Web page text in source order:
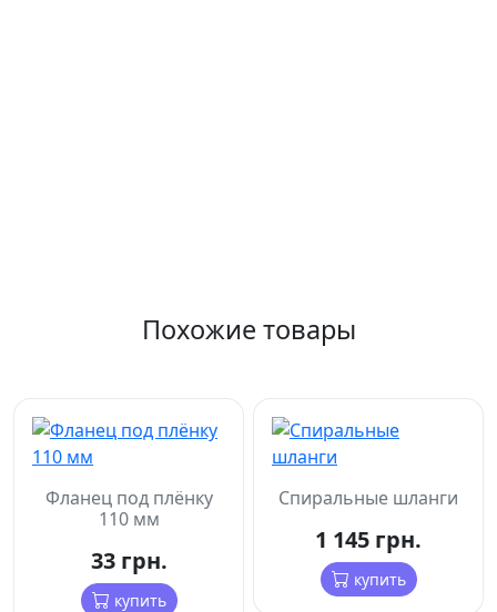
Похожие товары
Фланец под плёнку
110 мм
33 грн.
купить
Спиральные шланги
1 145 грн.
купить